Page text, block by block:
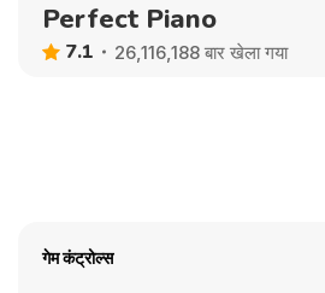
Perfect Piano
7.1 26,116,188 बार खेला गया
गेम कंट्रोल्स